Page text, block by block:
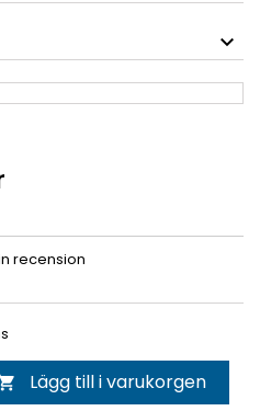
recension
Lägg till i varukorgen